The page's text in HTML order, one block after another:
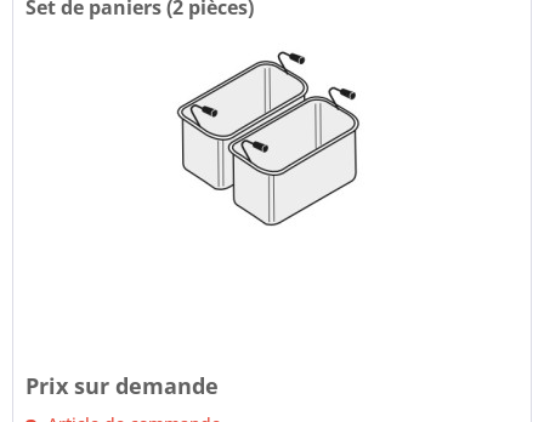
Set de paniers (2 pièces)
Prix sur demande